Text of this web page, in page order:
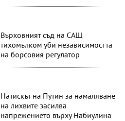
Върховният съд на САЩ
тихомълком уби независимостта
на борсовия регулатор
Натискът на Путин за намаляване
на лихвите засилва
напрежението върху Набиулина